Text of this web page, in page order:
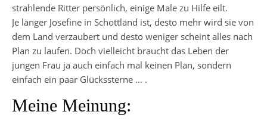
strahlende Ritter persönlich, einige Male zu Hilfe eilt.
Je länger Josefine in Schottland ist, desto mehr wird sie von
dem Land verzaubert und desto weniger scheint alles nach
Plan zu laufen. Doch vielleicht braucht das Leben der
jungen Frau ja auch einfach mal keinen Plan, sondern
einfach ein paar Glückssterne … .
Meine Meinung: